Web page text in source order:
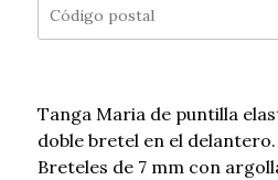
Tanga Maria de puntilla
doble bretel en el delantero.
Breteles de 7 mm con